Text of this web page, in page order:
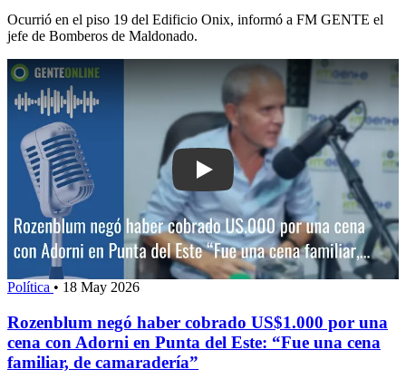
Ocurrió en el piso 19 del Edificio Onix, informó a FM GENTE el
jefe de Bomberos de Maldonado.
Play: Rozenblum negó haber
Política • 18 May 2026
Rozenblum negó haber cobrado US$1.000 por una
cena con Adorni en Punta del Este: “Fue una cena
familiar, de camaradería”